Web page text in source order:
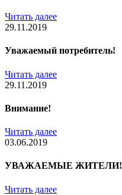
Читать далее
29.11.2019
Уважаемый потребитель!
Читать далее
29.11.2019
Внимание!
Читать далее
03.06.2019
УВАЖАЕМЫЕ ЖИТЕЛИ!
Читать далее